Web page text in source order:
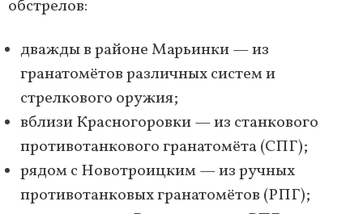
обстрелов:
дважды в районе Марьинки — из
гранатомётов различных систем и
стрелкового оружия;
вблизи Красногоровки — из станкового
противотанкового гранатомёта (СПГ);
рядом с Новотроицким — из ручных
противотанковых гранатомётов (РПГ);